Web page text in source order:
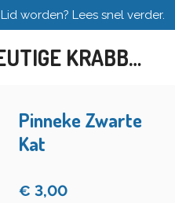
B.C. DE LEUTIGE KRABBEN
Lid worden? Lees snel verder.
Pinneke Zwarte
Kat
€ 3,00